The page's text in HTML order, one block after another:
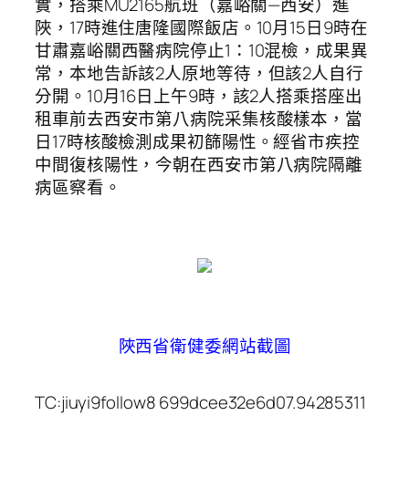
實，搭乘MU2165航班（嘉峪關—西安）進
陜，17時進住唐隆國際飯店。10月15日9時在
甘肅嘉峪關西醫病院停止1：10混檢，成果異
常，本地告訴該2人原地等待，但該2人自行
分開。10月16日上午9時，該2人搭乘搭座出
租車前去西安市第八病院采集核酸樣本，當
日17時核酸檢測成果初篩陽性。經省市疾控
中間復核陽性，今朝在西安市第八病院隔離
病區察看。
陜西省衛健委網站截圖
TC:jiuyi9follow8 699dcee32e6d07.94285311